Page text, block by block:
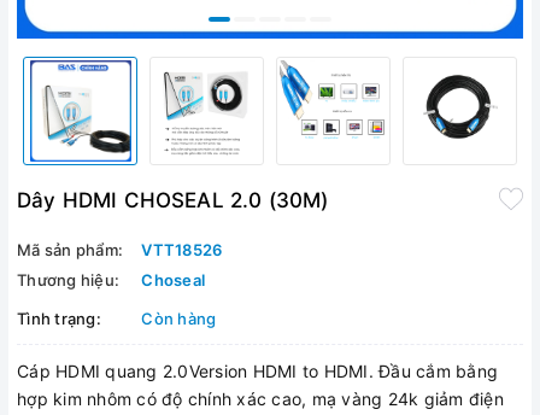
Dây HDMI CHOSEAL 2.0 (30M)
Mã sản phẩm:
VTT18526
Thương hiệu:
Choseal
Tình trạng:
Còn hàng
Cáp HDMI quang 2.0Version HDMI to HDMI. Đầu cắm bằng
hợp kim nhôm có độ chính xác cao, mạ vàng 24k giảm điện